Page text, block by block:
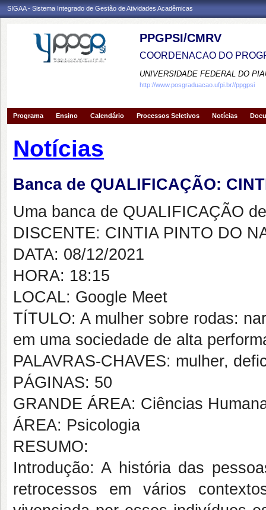
SIGAA - Sistema Integrado de Gestão de Atividades Acadêmicas
PPGPSI/CMRV
COORDENACAO DO
UNIVERSIDADE FEDERAL DO
http://www.posgraduacao.ufpi.br//ppgpsi
Programa Ensino Calendário Processos Seletivos Notícias
Notícias
Banca de QUALIFICAÇÃO:
Uma banca de QUALIFICAÇÃO
DISCENTE: CINTIA PINTO DO
DATA: 08/12/2021
HORA: 18:15
LOCAL: Google Meet
TÍTULO: A mulher sobre rodas:
em uma sociedade de alta
PALAVRAS-CHAVES: mulher,
PÁGINAS: 50
GRANDE ÁREA: Ciências
ÁREA: Psicologia
RESUMO:
Introdução: A história das
retrocessos em vários